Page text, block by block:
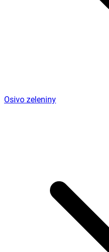
Osivo zeleniny